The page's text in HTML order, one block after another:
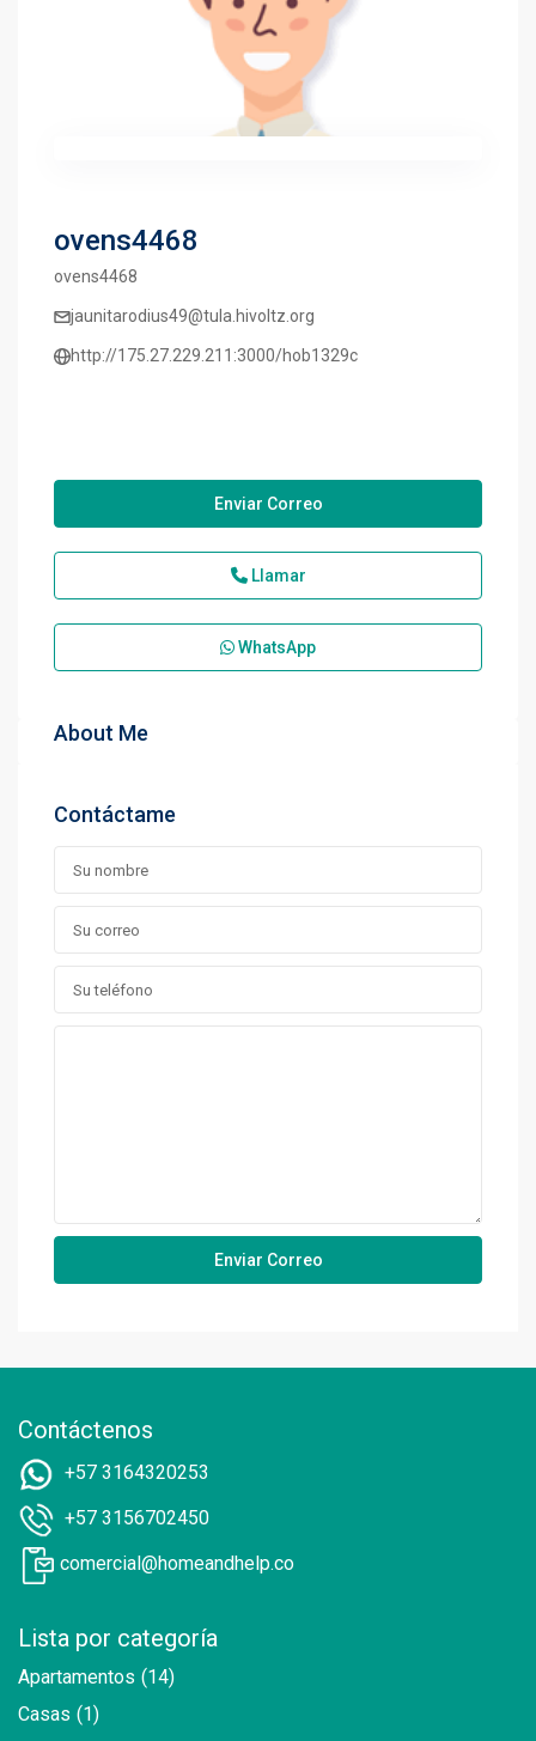
ovens4468
ovens4468
jaunitarodius49@tula.hivoltz.org
http://175.27.229.211:3000/hob1329c
Enviar Correo
Llamar
WhatsApp
About Me
Contáctame
Contáctenos
+57 3164320253
+57 3156702450
comercial@homeandhelp.co
Lista por categoría
Apartamentos (14)
Casas (1)